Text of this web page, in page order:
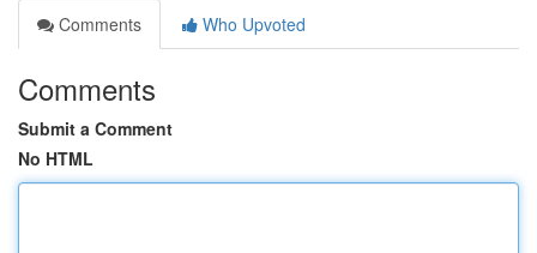
Comments
Who Upvoted
Comments
Submit a Comment
No HTML